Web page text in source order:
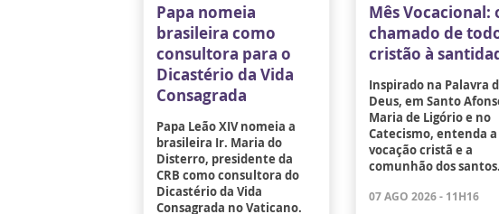
Papa nomeia
brasileira como
consultora para o
Dicastério da Vida
Consagrada
Papa Leão XIV nomeia a
brasileira Ir. Maria do
Disterro, presidente da
CRB como consultora do
Dicastério da Vida
Consagrada no Vaticano.
Mês Vocacional:
chamado de
cristão à
Inspirado na Palavra
Deus, em Santo
Maria de Ligório e no
Catecismo, entenda a
vocação cristã e a
comunhão dos santos.
07 AGO 2026 - 11H16